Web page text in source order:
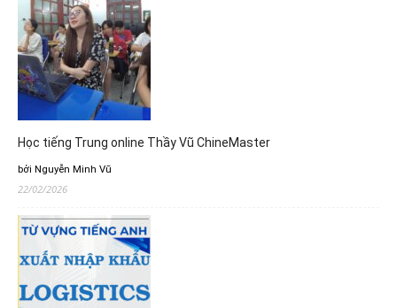
Học tiếng Trung online Thầy Vũ ChineMaster
bởi Nguyễn Minh Vũ
22/02/2026